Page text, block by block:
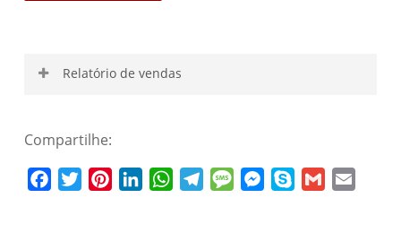
Relatório de vendas
Nome de usuário
Compartilhe:
FacebookTwitterPinterestLinkedInWhatsAppTelegramMessageMessenger
Skype Gmail